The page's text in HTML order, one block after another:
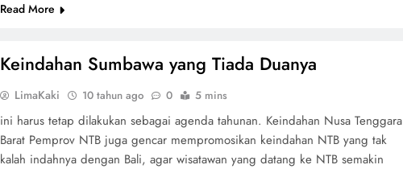
Read More
Keindahan Sumbawa yang Tiada Duanya
LimaKaki 10 tahun ago 0 5 mins
ini harus tetap dilakukan sebagai agenda tahunan. Keindahan Nusa Tenggara
Barat Pemprov NTB juga gencar mempromosikan keindahan NTB yang tak
kalah indahnya dengan Bali, agar wisatawan yang datang ke NTB semakin